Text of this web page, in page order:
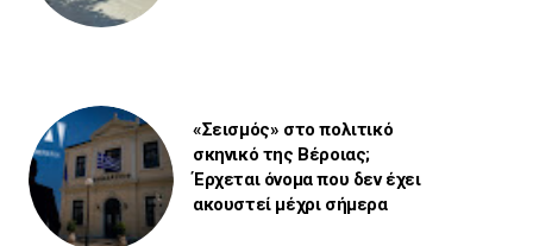
«Σεισμός» στο πολιτικό
σκηνικό της Βέροιας;
Έρχεται όνομα που δεν έχει
ακουστεί μέχρι σήμερα